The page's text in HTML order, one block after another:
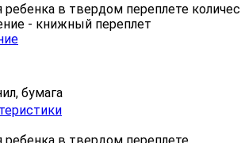
ребенка в твердом переплете
- книжный переплет
бумага